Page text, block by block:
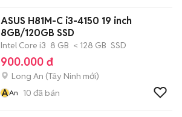
ASUS H81M-C i3-4150 19 inch
8GB/120GB SSD
Intel Core i3 8 GB < 128 GB SSD
900.000 đ
Long An (Tây Ninh mới)
AAn 10 đã bán